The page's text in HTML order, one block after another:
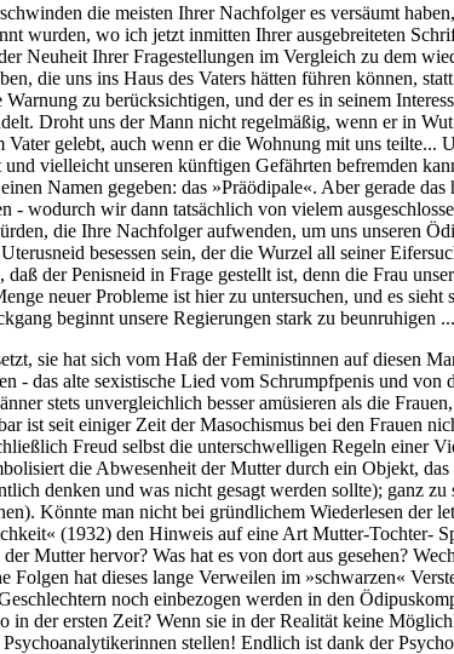
die meisten Ihrer Nachfolger es versäumt
wurden, wo ich jetzt inmitten Ihrer ausgebreiteten
Neuheit Ihrer Fragestellungen im Vergleich zu dem
die uns ins Haus des Vaters hätten führen können,
zu berücksichtigen, und der es in seinem
Droht uns der Mann nicht regelmäßig, wenn er in
gelebt, auch wenn er die Wohnung mit uns
vielleicht unseren künftigen Gefährten befremden
Namen gegeben: das »Präödipale«. Aber gerade
wodurch wir dann tatsächlich von vielem
die Ihre Nachfolger aufwenden, um uns unseren
besessen sein, der die Wurzel all seiner
der Penisneid in Frage gestellt ist, denn die Frau
neuer Probleme ist hier zu untersuchen, und es
beginnt unsere Regierungen stark zu beunruhigen ...
sie hat sich vom Haß der Feministinnen auf diesen
- das alte sexistische Lied vom Schrumpfpenis und
stets unvergleichlich besser amüsieren als die
ist seit einiger Zeit der Masochismus bei den Frauen
Freud selbst die unterschwelligen Regeln einer
die Abwesenheit der Mutter durch ein Objekt,
denken und was nicht gesagt werden sollte); ganz
Könnte man nicht bei gründlichem Wiederlesen der
(1932) den Hinweis auf eine Art Mutter-Tochter-
Mutter hervor? Was hat es von dort aus gesehen?
Folgen hat dieses lange Verweilen im »schwarzen«
noch einbezogen werden in den
der ersten Zeit? Wenn sie in der Realität keine
stellen! Endlich ist dank der